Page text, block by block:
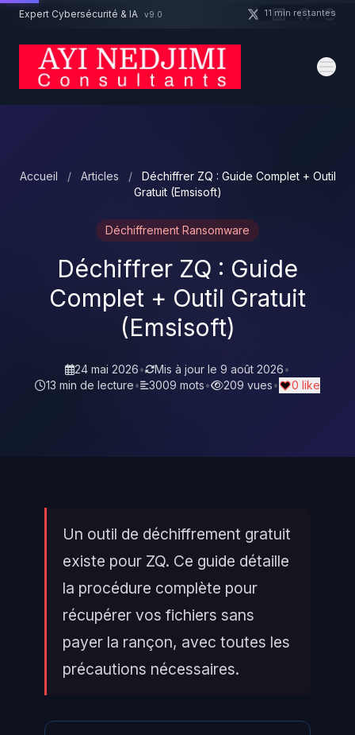
Aller au contenu principal
Expert Cybersécurité & IA v9.0
Accueil / Articles /
Déchiffrer ZQ : Guide Complet + Outil
Gratuit (Emsisoft)
Déchiffrement Ransomware
Déchiffrer ZQ : Guide
Complet + Outil Gratuit
(Emsisoft)
24 mai 2026• Mis à jour le 9 août 2026•
13 min de lecture• 3009 mots• 209 vues• 0 like
Un outil de déchiffrement gratuit
existe pour ZQ. Ce guide détaille
la procédure complète pour
récupérer vos fichiers sans
payer la rançon, avec toutes les
précautions nécessaires.
Un projet cybersécurité ? 11 min restantes